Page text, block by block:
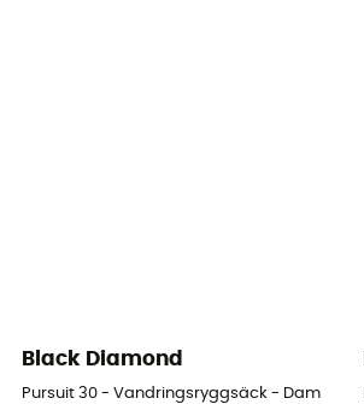
Black Diamond
Pursuit 30 - Vandringsryggsäck - Dam